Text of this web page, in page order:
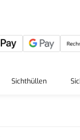
Sichthüllen